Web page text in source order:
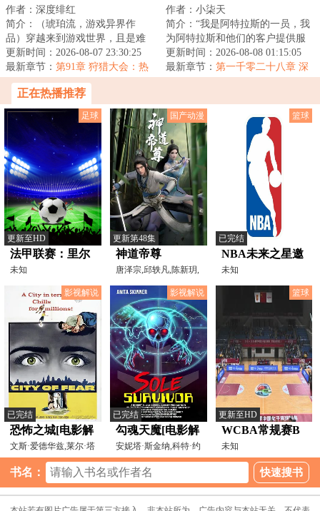
作者：深度绯红
简介：（琥珀流，游戏异界作
品）穿越来到游戏世界，且是难
度最高、生存环境最恶劣的两极
争霸版本。这是最...
更新时间：2026-08-07 23:30:25
最新章节： 第91章 狩猎大会：热
带风暴
作者：小柒天
简介：“我是阿特拉斯的一员，我
为阿特拉斯和他们的客户提供服
务，我将永远把阿特拉斯的利益
放在第一位，...
更新时间：2026-08-08 01:15:05
最新章节： 第一千零二十八章 深
正在热播推荐
足球
更新至HD
法甲联赛：里尔
VS斯特拉斯堡
未知
国产动漫
更新第48集
神道帝尊
唐泽宗,邱轶凡,陈新玥,
王亚琳,刘雪艳,郜晓
篮球
已完结
NBA未来之星邀
请赛 蒙古
Orkhon Aimag第
一高中vs清华附
中20250626
未知
影视解说
已完结
恐怖之城[电影解
说]
文斯·爱德华兹,莱尔·塔
尔博特,约翰·阿彻
影视解说
已完结
勾魂天魔[电影解
说]
安妮塔·斯金纳,科特·约
翰逊,RobinDavidso
篮球
更新至HD
WCBA常规赛B
组 合肥文旅VS
福建金篮
20251206
未知
书名：